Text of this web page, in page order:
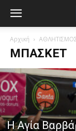
Αρχική
ΜΠΑΣΚΕΤ
Η Αγία